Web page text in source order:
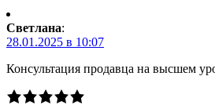
Светлана:
28.01.2025 в 10:07
Консультация продавца на высшем